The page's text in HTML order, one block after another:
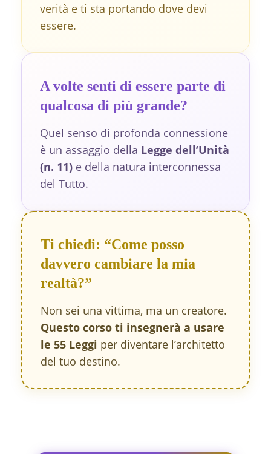
verità e ti sta portando dove devi
essere.
A volte senti di essere parte di
qualcosa di più grande?
Quel senso di profonda connessione
è un assaggio della Legge dell’Unità
(n. 11) e della natura interconnessa
del Tutto.
Ti chiedi: “Come posso
davvero cambiare la mia
realtà?”
Non sei una vittima, ma un creatore.
Questo corso ti insegnerà a usare
le 55 Leggi per diventare l’architetto
del tuo destino.